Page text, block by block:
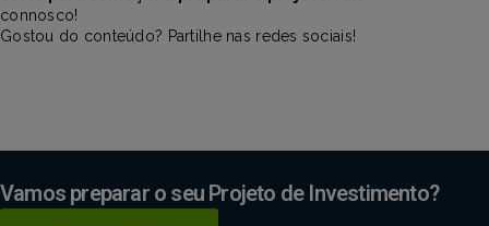
connosco!
Gostou do conteúdo? Partilhe nas redes sociais!
Vamos preparar o seu Projeto de Investimento?